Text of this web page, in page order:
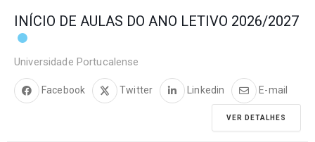
INÍCIO DE AULAS DO ANO LETIVO 2026/2027
Universidade Portucalense
Facebook Twitter Linkedin E-mail
VER DETALHES